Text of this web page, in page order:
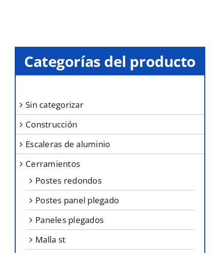
la
página
de
Categorías del producto
sin categorizar
construcción
escaleras de aluminio
cerramientos
postes redondos
postes panel plegado
paneles plegados
malla st